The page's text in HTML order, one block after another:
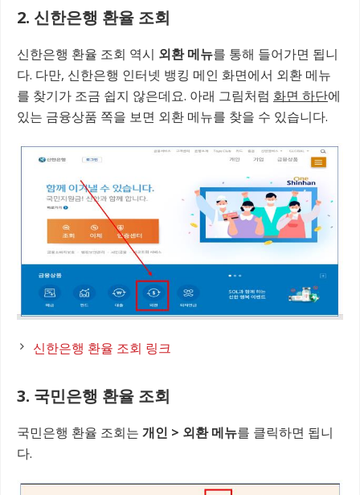
2. 신한은행 환율 조회
신한은행 환율 조회 역시 외환 메뉴를 통해 들어가면 됩니
다. 다만, 신한은행 인터넷 뱅킹 메인 화면에서 외환 메뉴
를 찾기가 조금 쉽지 않은데요. 아래 그림처럼 화면 하단에
있는 금융상품 쪽을 보면 외환 메뉴를 찾을 수 있습니다.
신한은행 환율 조회 링크
3. 국민은행 환율 조회
국민은행 환율 조회는 개인 > 외환 메뉴를 클릭하면 됩니
다.